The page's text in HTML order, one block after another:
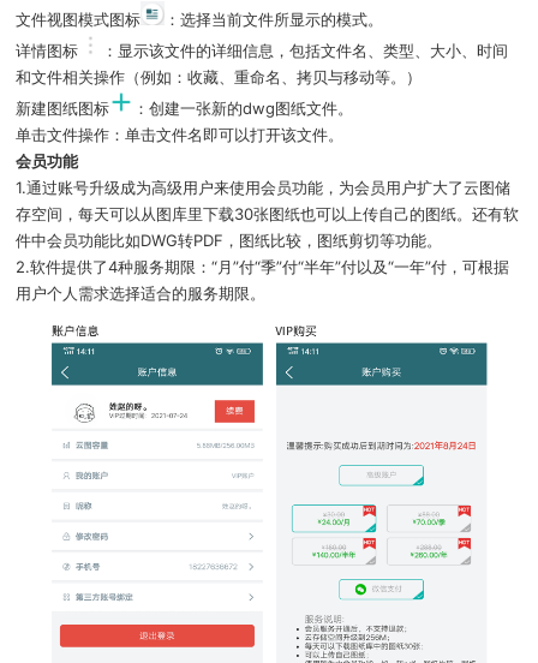
文件视图模式图标
：选择当前文件所显示的模式。
详情图标
：显示该文件的详细信息，包括文件名、类型、大小、时间
和文件相关操作（例如：收藏、重命名、拷贝与移动等。）
新建图纸图标
：创建一张新的dwg图纸文件。
单击文件操作：单击文件名即可以打开该文件。
会员功能
1.通过账号升级成为高级用户来使用会员功能，为会员用户扩大了云图储
存空间，每天可以从图库里下载30张图纸也可以上传自己的图纸。还有软
件中会员功能比如DWG转PDF，图纸比较，图纸剪切等功能。
2.软件提供了4种服务期限：“月”付“季”付“半年”付以及“一年”付，可根据
用户个人需求选择适合的服务期限。